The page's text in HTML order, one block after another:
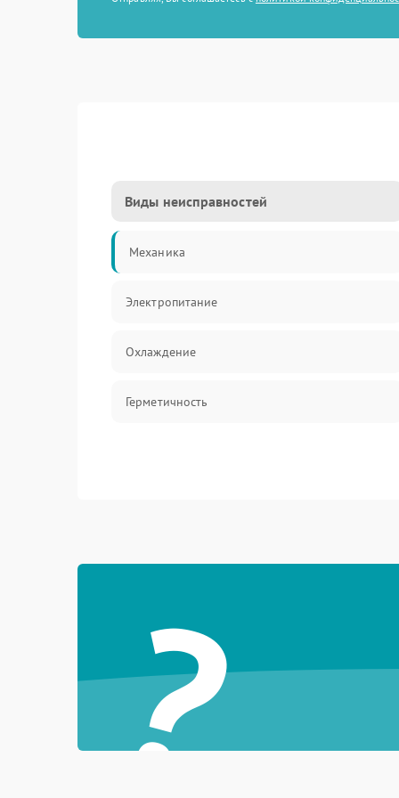
Виды неисправностей
Механика
Электропитание
Охлаждение
Герметичность
?